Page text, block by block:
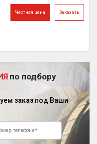
Заказать
Честная цена
по подбору
заказ под Ваши